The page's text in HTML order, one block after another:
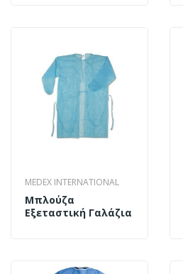
MEDEX INTERNATIONAL
Μπλούζα
Εξεταστική Γαλάζια